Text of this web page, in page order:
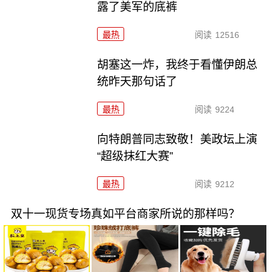
露了美军的底裤
最热 阅读 12516
胡塞这一炸，我终于看懂伊朗总
统昨天那句话了
最热 阅读 9224
向特朗普同志致敬！美政坛上演
“超级抹红大赛”
最热 阅读 9212
双十一现货专场真如平台商家所说的那样吗？